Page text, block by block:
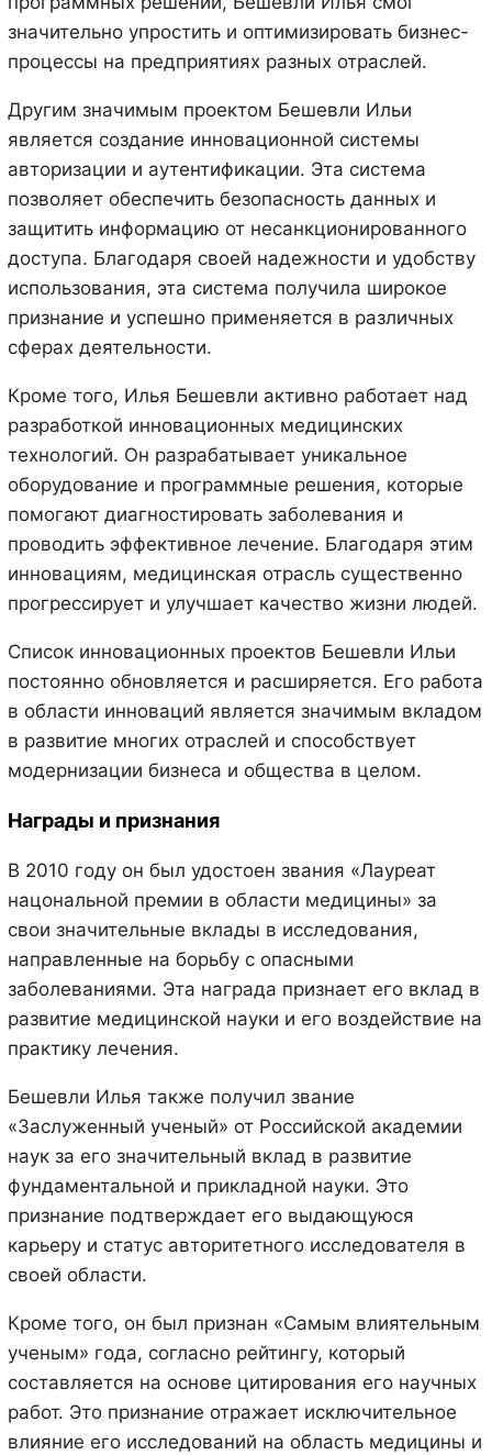
значительно упростить и оптимизировать бизнес-
процессы на предприятиях разных отраслей.
Другим значимым проектом Бешевли Ильи
является создание инновационной системы
авторизации и аутентификации. Эта система
позволяет обеспечить безопасность данных и
защитить информацию от несанкционированного
доступа. Благодаря своей надежности и удобству
использования, эта система получила широкое
признание и успешно применяется в различных
сферах деятельности.
Кроме того, Илья Бешевли активно работает над
разработкой инновационных медицинских
технологий. Он разрабатывает уникальное
оборудование и программные решения, которые
помогают диагностировать заболевания и
проводить эффективное лечение. Благодаря этим
инновациям, медицинская отрасль существенно
прогрессирует и улучшает качество жизни людей.
Список инновационных проектов Бешевли Ильи
постоянно обновляется и расширяется. Его работа
в области инноваций является значимым вкладом
в развитие многих отраслей и способствует
модернизации бизнеса и общества в целом.
Награды и признания
В 2010 году он был удостоен звания «Лауреат
нацональной премии в области медицины» за
свои значительные вклады в исследования,
направленные на борьбу с опасными
заболеваниями. Эта награда признает его вклад в
развитие медицинской науки и его воздействие на
практику лечения.
Бешевли Илья также получил звание
«Заслуженный ученый» от Российской академии
наук за его значительный вклад в развитие
фундаментальной и прикладной науки. Это
признание подтверждает его выдающуюся
карьеру и статус авторитетного исследователя в
своей области.
Кроме того, он был признан «Самым влиятельным
ученым» года, согласно рейтингу, который
составляется на основе цитирования его научных
работ. Это признание отражает исключительное
влияние его исследований на область медицины и